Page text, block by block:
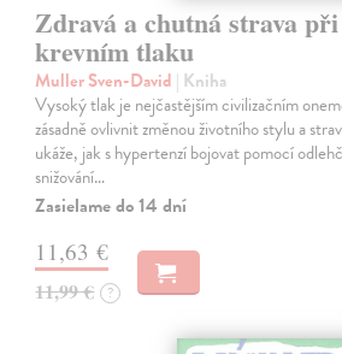
Zdravá a chutná strava
krevním tlaku
Muller Sven-David | Kniha
Vysoký tlak je nejčastějším civilizačním
zásadně ovlivnit změnou životního stylu a
ukáže, jak s hypertenzí bojovat pomocí
snižování…
Zasielame do 14 dní
11,63 €
11,99 € ?